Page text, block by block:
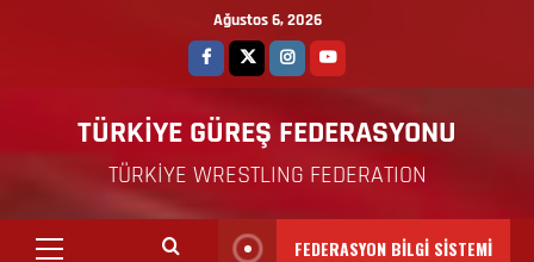
Ağustos 6, 2026
TÜRKİYE GÜREŞ FEDERASYONU
TÜRKİYE WRESTLING FEDERATION
FEDERASYON BİLGİ SİSTEMİ